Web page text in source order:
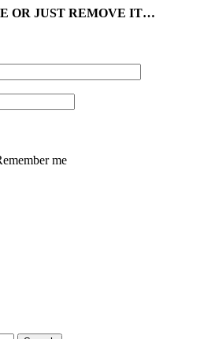
OR JUST REMOVE IT…
me